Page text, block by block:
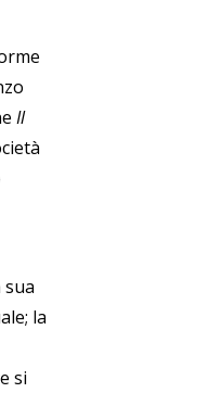
Il
sua
la
si